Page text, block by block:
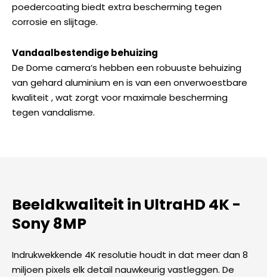
poedercoating biedt extra bescherming tegen
corrosie en slijtage.
Vandaalbestendige behuizing
De Dome camera’s hebben een robuuste behuizing
van gehard aluminium en is van een onverwoestbare
kwaliteit , wat zorgt voor maximale bescherming
tegen vandalisme.
Beeldkwaliteit in UltraHD 4K -
Sony 8MP​
Indrukwekkende 4K resolutie houdt in dat meer dan 8
miljoen pixels elk detail nauwkeurig vastleggen. De